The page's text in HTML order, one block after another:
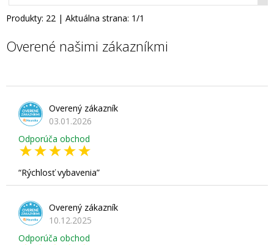
Produkty: 22 | Aktuálna strana: 1/1
Overené našimi zákazníkmi
Overený zákazník
03.01.2026
Odporúča obchod
Rýchlosť vybavenia
Overený zákazník
10.12.2025
Odporúča obchod